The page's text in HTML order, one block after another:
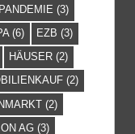
(3)
(6) EZB (3)
HÄUSER (2)
(2)
(2)
AG (3)